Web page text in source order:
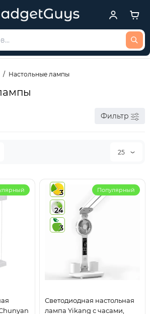
Настольные лампы
Фильтр
25
3
24
3
Популярный
Светодиодная настольная
лампа Yikang с часами,